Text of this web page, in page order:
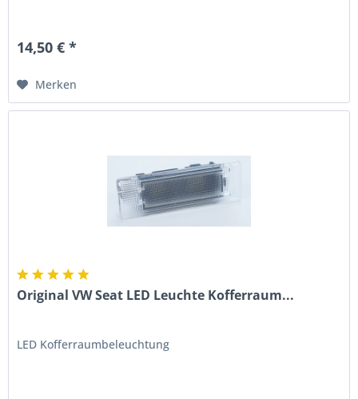
14,50 € *
Merken
Original VW Seat LED Leuchte Kofferraum...
LED Kofferraumbeleuchtung